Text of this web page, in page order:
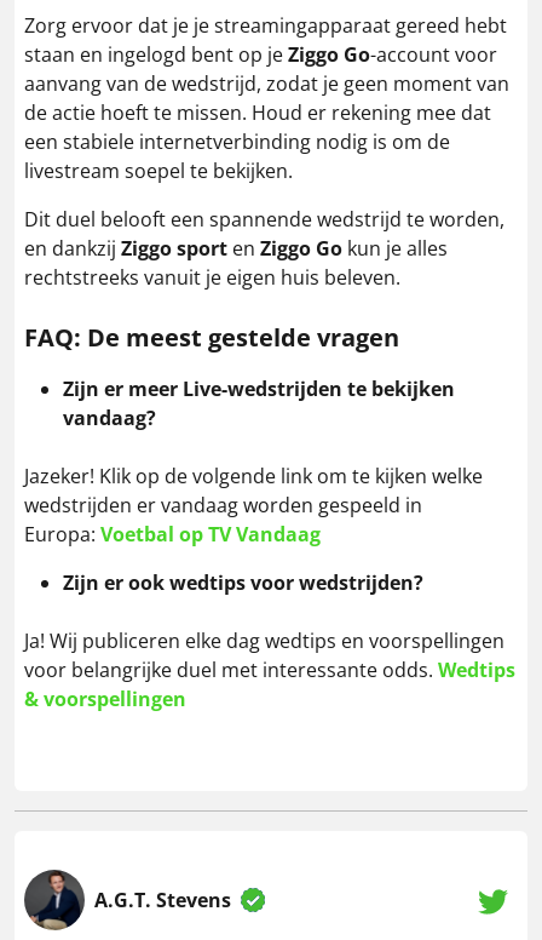
Zorg ervoor dat je je streamingapparaat gereed hebt
staan en ingelogd bent op jeZiggo Go-account voor
aanvang van de wedstrijd, zodat je geen moment van
de actie hoeft te missen. Houd er rekening mee dat
een stabiele internetverbinding nodig is om de
livestream soepel te bekijken.
Dit duel belooft een spannende wedstrijd te worden,
en dankzij Ziggo sport en Ziggo Go kun je alles
rechtstreeks vanuit je eigen huis beleven.
FAQ: De meest gestelde vragen
Zijn er meer Live-wedstrijden te bekijken
vandaag?
Jazeker! Klik op de volgende link om te kijken welke
wedstrijden er vandaag worden gespeeld in
Europa: Voetbal op TV Vandaag
Zijn er ook wedtips voor wedstrijden?
Ja! Wij publiceren elke dag wedtips en voorspellingen
voor belangrijke duel met interessante odds. Wedtips
& voorspellingen
A.G.T. Stevens